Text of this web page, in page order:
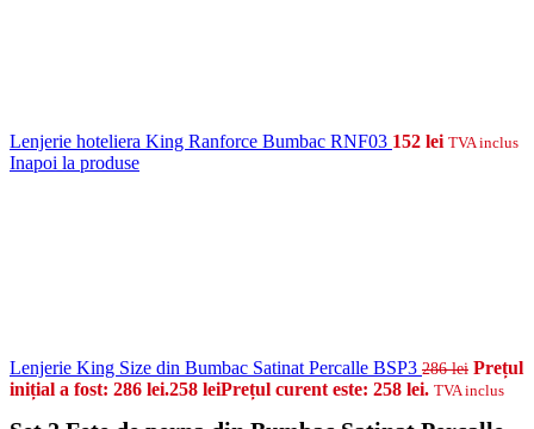
Lenjerie hoteliera King Ranforce Bumbac RNF03 152 lei TVA inclus
Inapoi la produse
Lenjerie King Size din Bumbac Satinat Percalle BSP3 286lei Prețul
inițial a fost: 286 lei.258 leiPrețul curent este: 258 lei. TVA inclus